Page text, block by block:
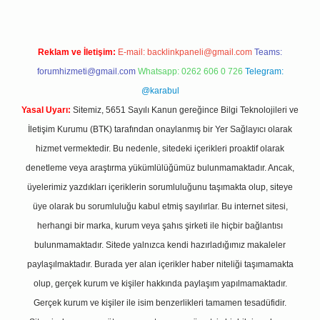
Reklam ve İletişim: E-mail: backlinkpaneli@gmail.com Teams:
forumhizmeti@gmail.com Whatsapp: 0262 606 0 726 Telegram:
@karabul
Yasal Uyarı: Sitemiz, 5651 Sayılı Kanun gereğince Bilgi Teknolojileri ve
İletişim Kurumu (BTK) tarafından onaylanmış bir Yer Sağlayıcı olarak
hizmet vermektedir. Bu nedenle, sitedeki içerikleri proaktif olarak
denetleme veya araştırma yükümlülüğümüz bulunmamaktadır. Ancak,
üyelerimiz yazdıkları içeriklerin sorumluluğunu taşımakta olup, siteye
üye olarak bu sorumluluğu kabul etmiş sayılırlar. Bu internet sitesi,
herhangi bir marka, kurum veya şahıs şirketi ile hiçbir bağlantısı
bulunmamaktadır. Sitede yalnızca kendi hazırladığımız makaleler
paylaşılmaktadır. Burada yer alan içerikler haber niteliği taşımamakta
olup, gerçek kurum ve kişiler hakkında paylaşım yapılmamaktadır.
Gerçek kurum ve kişiler ile isim benzerlikleri tamamen tesadüfidir.